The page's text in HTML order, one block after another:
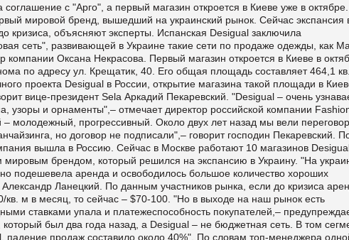
с "Арго", а первый магазин откроется в Киеве уже в
мировой бренд, вышедший на украинский рынок. Сейчас экспансия
кризиса, объясняют эксперты. Испанская Desigual заключила
сеть", развивающей в Украине такие сети по продаже одежды, как
компании Оксана Некрасова. Первый магазин откроется в Киеве в
по адресу ул. Крещатик, 40. Его общая площадь составляет 464,1
проекта Desigual в России, открытие магазина такой площади в
вице-президент Sela Аркадий Пекаревский. "Desigual – очень
узоры и орнаменты",– отмечает директор российской компании
молодежный, прогрессивный. Около двух лет назад мы вели
но договор не подписали",– говорит господин Пекаревский.
вышла в Россию. Сейчас в Москве работают 10 магазинов
мировым брендом, который решился на экспансию в Украину. "На
подешевела аренда и освободилось большое количество хороших
Ланецкий. По данным участников рынка, если до кризиса
м в месяц, то сейчас – $70-100. "Но в выходе на наш рынок есть
ставками упала и платежеспособность покупателей,–
был два года назад, а Desigual – не бюджетная сеть. В том
падение продаж составило около 40%". По словам топ-менеджера